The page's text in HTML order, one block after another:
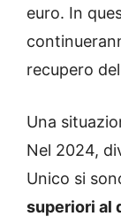
euro. In
recupero
Una
Nel 2024,
Unico si
superiori al